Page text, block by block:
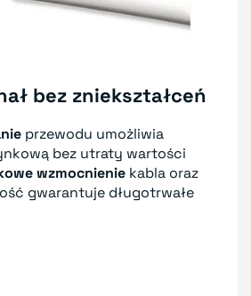
bez zniekształceń
przewodu umożliwia
bez utraty wartości
wzmocnienie kabla oraz
gwarantuje długotrwałe